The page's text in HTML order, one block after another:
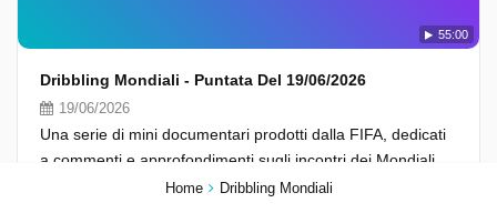
Home Dribbling Mondiali
55:00
Dribbling Mondiali - Puntata Del 19/06/2026
19/06/2026
Una serie di mini documentari prodotti dalla FIFA, dedicati
a commenti e approfondimenti sugli incontri dei Mondiali
FIFA 2026. A cura di Rai Sport.